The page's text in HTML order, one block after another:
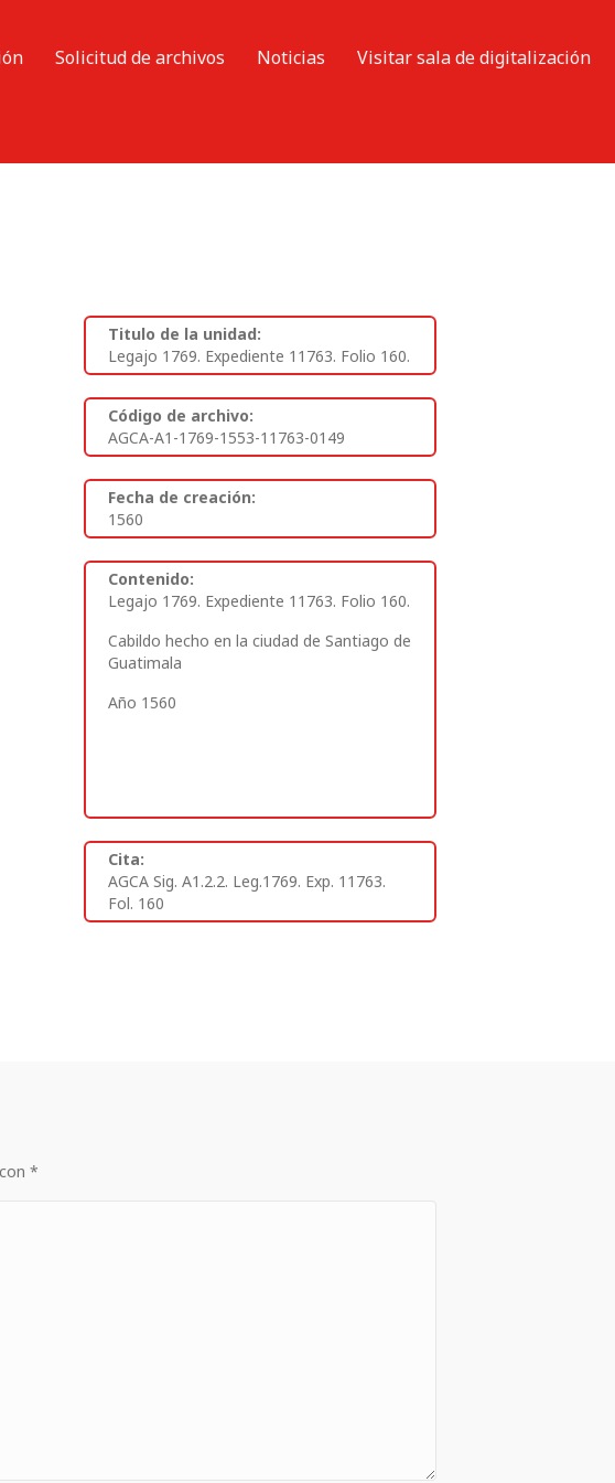
Solicitud de archivos Noticias
Visitar sala de digitalización
Titulo de la unidad:
Legajo 1769. Expediente 11763. Folio 160.
Código de archivo:
AGCA-A1-1769-1553-11763-0149
Fecha de creación:
1560
Contenido:
Legajo 1769. Expediente 11763. Folio 160.
Cabildo hecho en la ciudad de Santiago de
Guatimala
Año 1560
Cita:
AGCA Sig. A1.2.2. Leg.1769. Exp. 11763.
Fol. 160
*